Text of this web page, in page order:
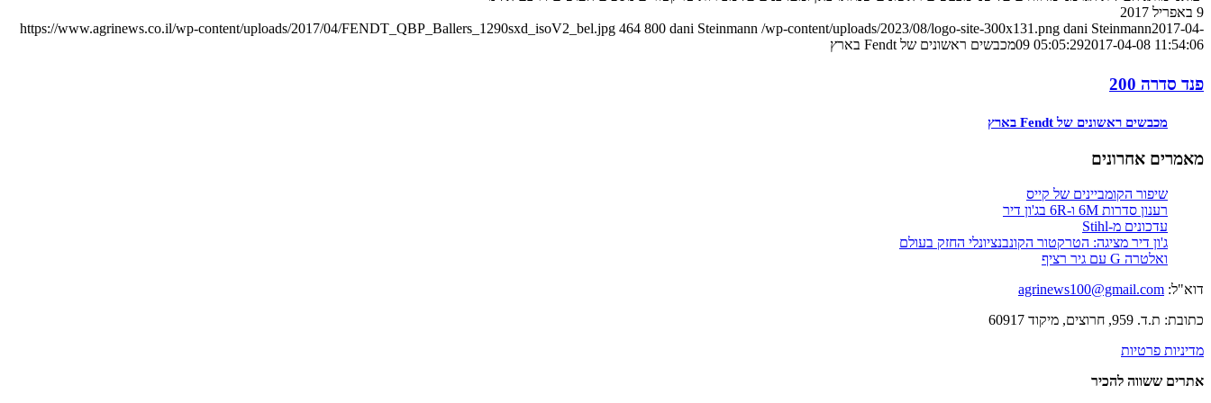
9 באפריל 2017
https://www.agrinews.co.il/wp-content/uploads/2017/04/FENDT_QBP_Ballers_1290sxd_isoV2_bel.jpg 464 800 dani Steinmann /wp-content/uploads/2023/08/logo-site-300x131.png dani Steinmann2017-04-
09 05:05:292017-04-08 11:54:06 מכבשים ראשונים של Fendt בארץ
פנד סדרה 200
מכבשים ראשונים של Fendt בארץ
מאמרים אחרונים
שיפור הקומביינים של קייס
רענון סדרות 6M ו-6R בג'ון דיר
עדכונים מ-Stihl
ג'ון דיר מציגה: הטרקטור הקונבנציונלי החזק בעולם
ואלטרה G עם גיר רציף
דוא"ל: agrinews100@gmail.com
כתובת: ת.ד. 959, חרוצים, מיקוד 60917
מדיניות פרטיות
אתרים ששווה להכיר